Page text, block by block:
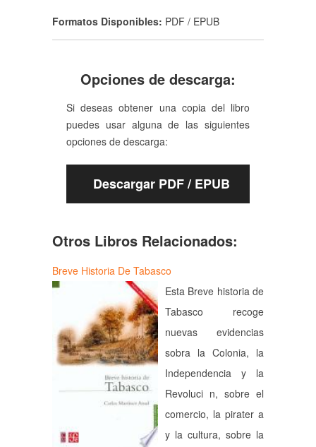
Formatos Disponibles: PDF / EPUB
Opciones de descarga:
Si deseas obtener una copia del libro
puedes usar alguna de las siguientes
opciones de descarga:
Descargar PDF / EPUB
Otros Libros Relacionados:
Breve Historia De Tabasco
Esta Breve historia de
Tabasco recoge
nuevas evidencias
sobra la Colonia, la
Independencia y la
Revoluci n, sobre el
comercio, la pirater a
y la cultura, sobre la